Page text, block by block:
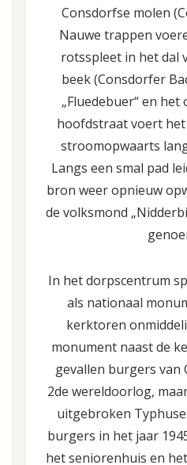
Consdorfse molen
Nauwe trappen
rotsspleet in het dal
beek (Consdorfer
„Fluedebuer“ en
hoofdstraat voert
stroomopwaarts
Langs een smal pad
bron weer opnieuw
de volksmond
In het dorpscentrum
als nationaal
kerktoren
monument naast de
gevallen burgers van
2de wereldoorlog,
uitgebroken
burgers in het jaar
het seniorenhuis en